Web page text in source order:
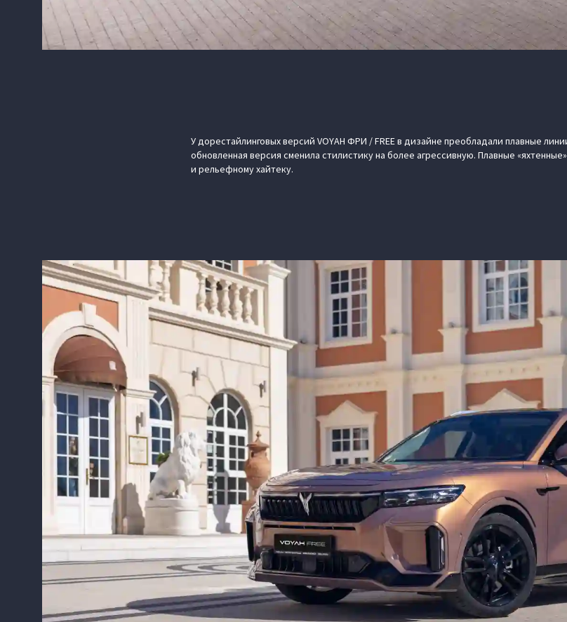
У дорестайлинговых версий VOYAH ФРИ / FREE в дизайне преобладали плавные
обновленная версия сменила стилистику на более агрессивную. Плавные
и рельефному хайтеку.